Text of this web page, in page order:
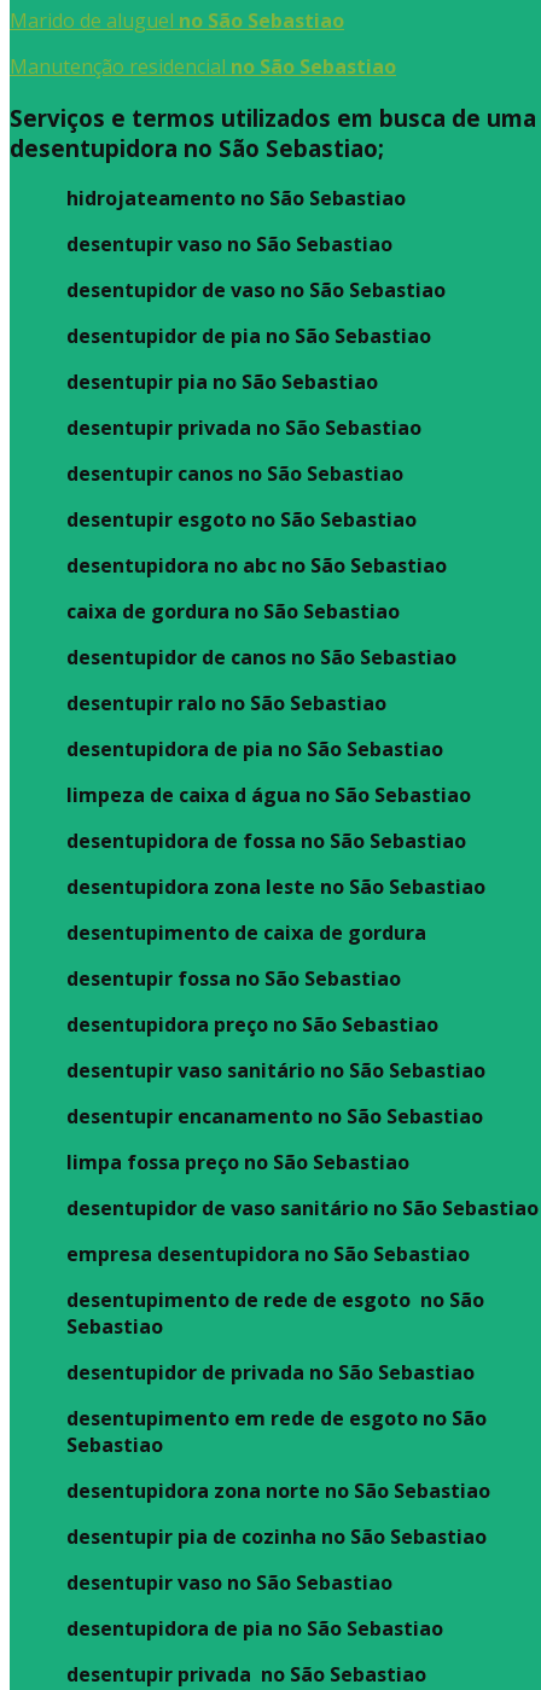
Marido de aluguel no São Sebastiao
Manutenção residencial no São Sebastiao
Serviços e termos utilizados em busca de uma
desentupidora no São Sebastiao;
hidrojateamento no São Sebastiao
desentupir vaso no São Sebastiao
desentupidor de vaso no São Sebastiao
desentupidor de pia no São Sebastiao
desentupir pia no São Sebastiao
desentupir privada no São Sebastiao
desentupir canos no São Sebastiao
desentupir esgoto no São Sebastiao
desentupidora no abc no São Sebastiao
caixa de gordura no São Sebastiao
desentupidor de canos no São Sebastiao
desentupir ralo no São Sebastiao
desentupidora de pia no São Sebastiao
limpeza de caixa d água no São Sebastiao
desentupidora de fossa no São Sebastiao
desentupidora zona leste no São Sebastiao
desentupimento de caixa de gordura
desentupir fossa no São Sebastiao
desentupidora preço no São Sebastiao
desentupir vaso sanitário no São Sebastiao
desentupir encanamento no São Sebastiao
limpa fossa preço no São Sebastiao
desentupidor de vaso sanitário no São Sebastiao
empresa desentupidora no São Sebastiao
desentupimento de rede de esgoto no São
Sebastiao
desentupidor de privada no São Sebastiao
desentupimento em rede de esgoto no São
Sebastiao
desentupidora zona norte no São Sebastiao
desentupir pia de cozinha no São Sebastiao
desentupir vaso no São Sebastiao
desentupidora de pia no São Sebastiao
desentupir privada no São Sebastiao